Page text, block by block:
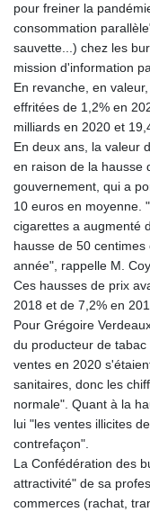
pour freiner la
consommation
sauvette...) chez les
mission d'information
En revanche, en
effritées de 1,2% en
milliards en 2020 et
En deux ans, la valeur
en raison de la hausse
gouvernement, qui a
10 euros en moyenne.
cigarettes a augmenté
hausse de 50
année", rappelle M.
Ces hausses de prix
2018 et de 7,2% en
Pour Grégoire
du producteur de
ventes en 2020
sanitaires, donc les
normale". Quant à la
lui "les ventes illicites
contrefaçon".
La Confédération des
attractivité" de sa
commerces (rachat,